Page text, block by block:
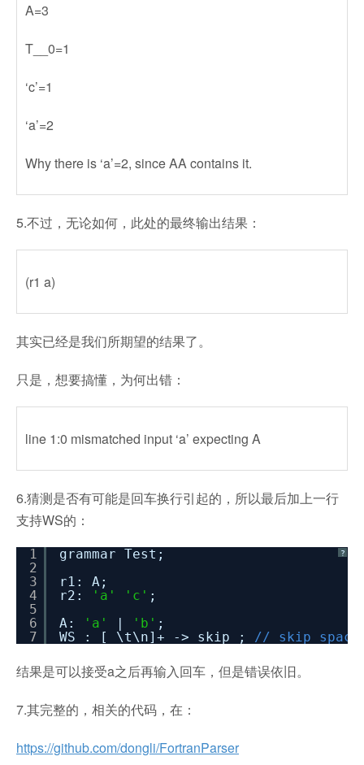
A=3
T__0=1
‘c’=1
‘a’=2
Why there is ‘a’=2, since AA contains it.
5.不过，无论如何，此处的最终输出结果：
(r1 a)
其实已经是我们所期望的结果了。
只是，想要搞懂，为何出错：
line 1:0 mismatched input ‘a’ expecting A
6.猜测是否有可能是回车换行引起的，所以最后加上一行
支持WS的：
?
1
2
3
4
5
6
7
grammar Test;
r1: A;
r2:
'a' 'c' ;
A:
'a' 'b' ;
WS : [ \t\n]+ -> skip ; // skip
结果是可以接受a之后再输入回车，但是错误依旧。
7.其完整的，相关的代码，在：
https://github.com/dongli/FortranParser